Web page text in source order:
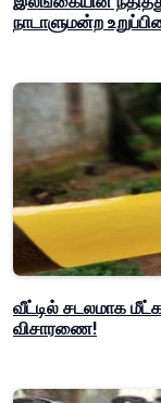
நாடாளுமன்ற
வீட்டில் சடலமாக
விசாரணை!